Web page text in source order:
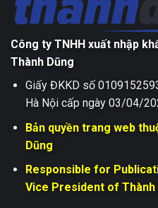
Công ty TNHH xuất nhập
Thành Dũng
Giấy ĐKKD số
Hà Nội cấp ngày 03/04/
Bản quyền trang web
Dũng
Responsible for
Vice President of Thành